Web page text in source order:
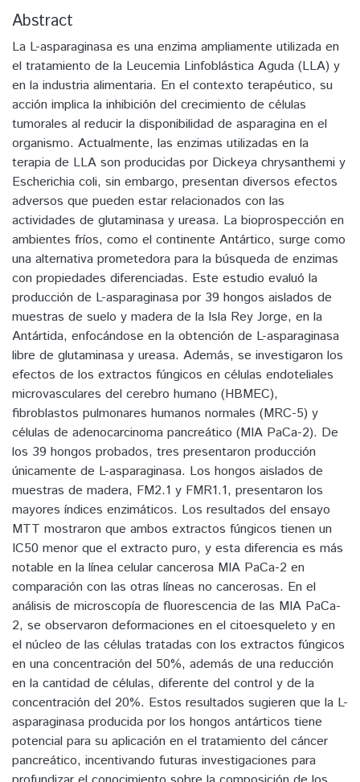
Abstract
La L-asparaginasa es una enzima ampliamente utilizada en
el tratamiento de la Leucemia Linfoblástica Aguda (LLA) y
en la industria alimentaria. En el contexto terapéutico, su
acción implica la inhibición del crecimiento de células
tumorales al reducir la disponibilidad de asparagina en el
organismo. Actualmente, las enzimas utilizadas en la
terapia de LLA son producidas por Dickeya chrysanthemi y
Escherichia coli, sin embargo, presentan diversos efectos
adversos que pueden estar relacionados con las
actividades de glutaminasa y ureasa. La bioprospección en
ambientes fríos, como el continente Antártico, surge como
una alternativa prometedora para la búsqueda de enzimas
con propiedades diferenciadas. Este estudio evaluó la
producción de L-asparaginasa por 39 hongos aislados de
muestras de suelo y madera de la Isla Rey Jorge, en la
Antártida, enfocándose en la obtención de L-asparaginasa
libre de glutaminasa y ureasa. Además, se investigaron los
efectos de los extractos fúngicos en células endoteliales
microvasculares del cerebro humano (HBMEC),
fibroblastos pulmonares humanos normales (MRC-5) y
células de adenocarcinoma pancreático (MIA PaCa-2). De
los 39 hongos probados, tres presentaron producción
únicamente de L-asparaginasa. Los hongos aislados de
muestras de madera, FM2.1 y FMR1.1, presentaron los
mayores índices enzimáticos. Los resultados del ensayo
MTT mostraron que ambos extractos fúngicos tienen un
IC50 menor que el extracto puro, y esta diferencia es más
notable en la línea celular cancerosa MIA PaCa-2 en
comparación con las otras líneas no cancerosas. En el
análisis de microscopía de fluorescencia de las MIA PaCa-
2, se observaron deformaciones en el citoesqueleto y en
el núcleo de las células tratadas con los extractos fúngicos
en una concentración del 50%, además de una reducción
en la cantidad de células, diferente del control y de la
concentración del 20%. Estos resultados sugieren que la L-
asparaginasa producida por los hongos antárticos tiene
potencial para su aplicación en el tratamiento del cáncer
pancreático, incentivando futuras investigaciones para